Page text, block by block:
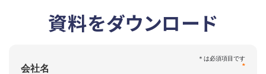
資料をダウンロード
*
会社名